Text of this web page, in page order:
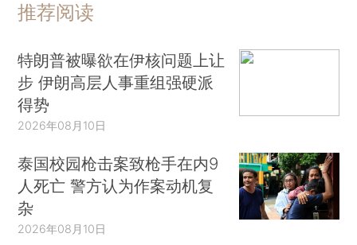
推荐阅读
特朗普被曝欲在伊核问题上让
步 伊朗高层人事重组强硬派
得势
2026年08月10日
泰国校园枪击案致枪手在内9
人死亡 警方认为作案动机复
杂
2026年08月10日